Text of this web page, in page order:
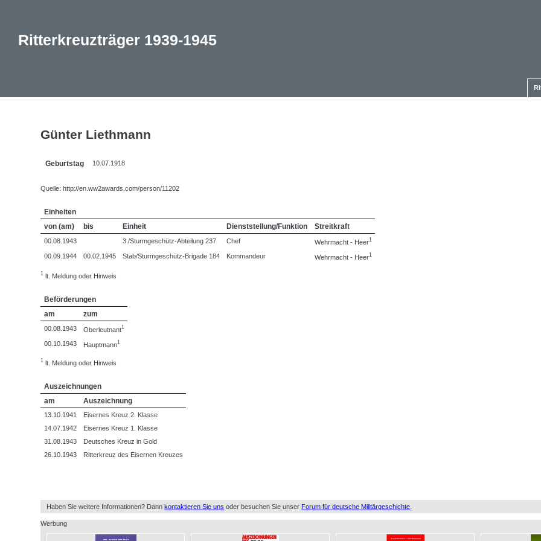
Ritterkreuzträger 1939-1945
Günter Liethmann
Geburtstag 10.07.1918
Quelle: http://en.ww2awards.com/person/11202
Einheiten
von (am)
bis Einheit Dienststellung/Funktion Streitkraft
00.08.1943 3./Sturmgeschütz-Abteilung 237 Chef Wehrmacht - Heer1
00.09.1944 00.02.1945 Stab/Sturmgeschütz-Brigade 184 Kommandeur Wehrmacht - Heer1
1 lt. Meldung oder Hinweis
Beförderungen
am
zum
00.08.1943 Oberleutnant1
00.10.1943 Hauptmann1
1 lt. Meldung oder Hinweis
Auszeichnungen
am
Auszeichnung
13.10.1941
Eisernes Kreuz 2. Klasse
14.07.1942
Eisernes Kreuz 1. Klasse
31.08.1943
Deutsches Kreuz in Gold
26.10.1943
Ritterkreuz des Eisernen Kreuzes
Haben Sie weitere Informationen? Dannkontaktieren Sie uns oder besuchen Sie unser Forum für deutsche Militärgeschichte
Werbung